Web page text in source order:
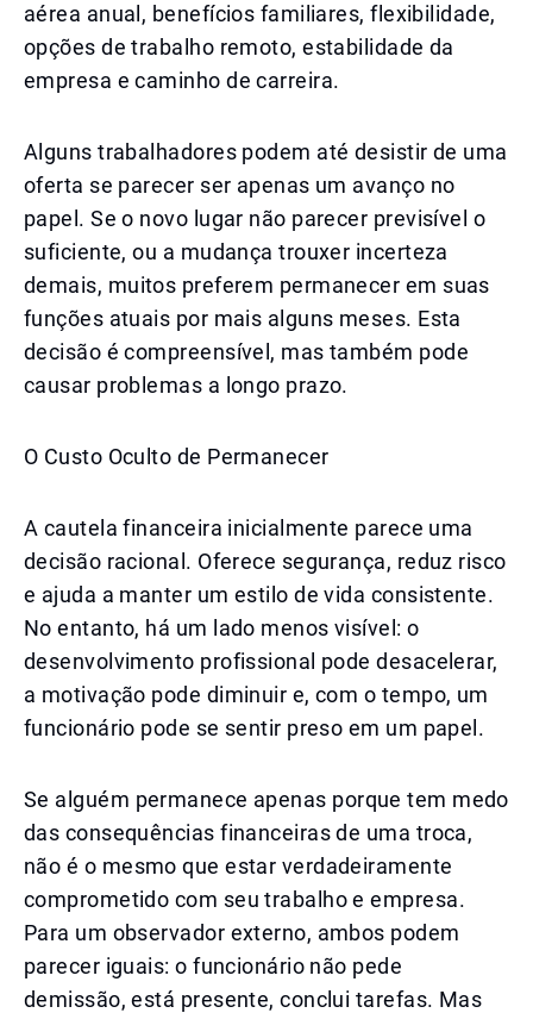
aérea anual, benefícios familiares, flexibilidade,
opções de trabalho remoto, estabilidade da
empresa e caminho de carreira.
Alguns trabalhadores podem até desistir de uma
oferta se parecer ser apenas um avanço no
papel. Se o novo lugar não parecer previsível o
suficiente, ou a mudança trouxer incerteza
demais, muitos preferem permanecer em suas
funções atuais por mais alguns meses. Esta
decisão é compreensível, mas também pode
causar problemas a longo prazo.
O Custo Oculto de Permanecer
A cautela financeira inicialmente parece uma
decisão racional. Oferece segurança, reduz risco
e ajuda a manter um estilo de vida consistente.
No entanto, há um lado menos visível: o
desenvolvimento profissional pode desacelerar,
a motivação pode diminuir e, com o tempo, um
funcionário pode se sentir preso em um papel.
Se alguém permanece apenas porque tem medo
das consequências financeiras de uma troca,
não é o mesmo que estar verdadeiramente
comprometido com seu trabalho e empresa.
Para um observador externo, ambos podem
parecer iguais: o funcionário não pede
demissão, está presente, conclui tarefas. Mas